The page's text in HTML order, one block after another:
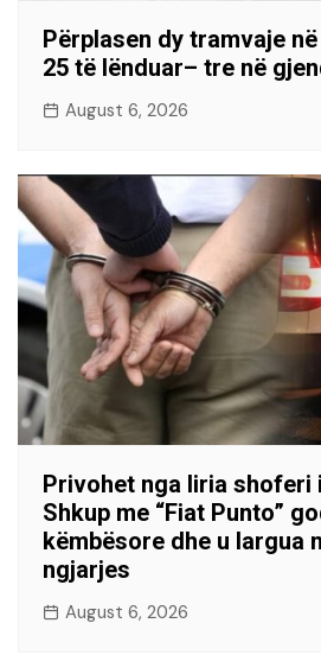
Përplasen dy tramvaje
25 të lënduar– tre në
August 6, 2026
Privohet nga liria shoferi
Shkup me “Fiat Punto”
këmbësore dhe u largua
ngjarjes
August 6, 2026